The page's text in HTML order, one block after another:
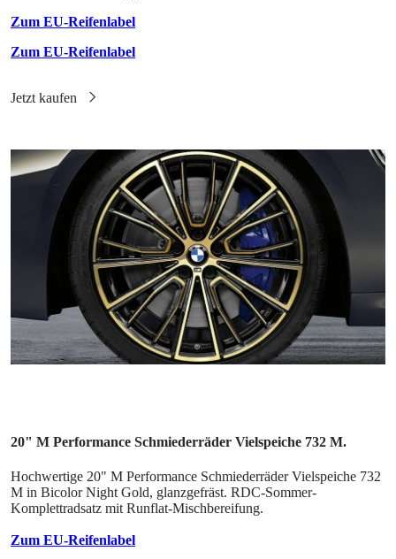
Zum EU-Reifenlabel
Zum EU-Reifenlabel
20" M Performance Schmiederräder Vielspeiche 732 M.
Hochwertige 20" M Performance Schmiederräder Vielspeiche 732
M in Bicolor Night Gold, glanzgefräst. RDC-Sommer-
Komplettradsatz mit Runflat-Mischbereifung.
Zum EU-Reifenlabel